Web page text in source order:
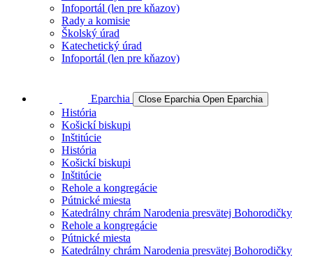
Infoportál (len pre kňazov)
Rady a komisie
Školský úrad
Katechetický úrad
Infoportál (len pre kňazov)
Eparchia Close Eparchia Open Eparchia
História
Košickí biskupi
Inštitúcie
História
Košickí biskupi
Inštitúcie
Rehole a kongregácie
Pútnické miesta
Katedrálny chrám Narodenia presvätej Bohorodičky
Rehole a kongregácie
Pútnické miesta
Katedrálny chrám Narodenia presvätej Bohorodičky